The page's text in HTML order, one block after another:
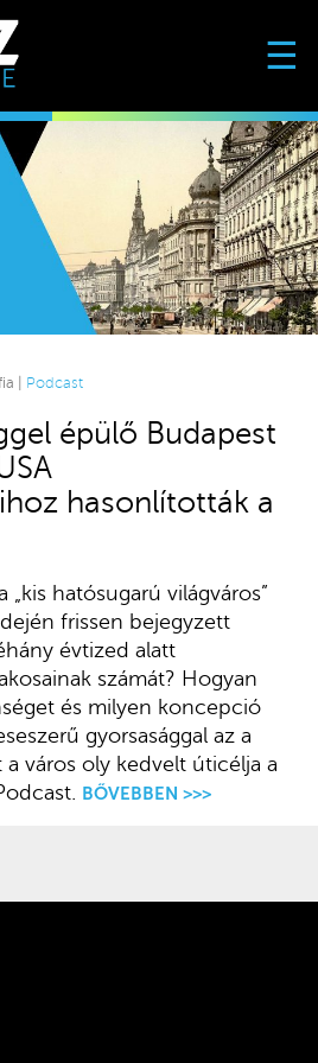
☰
| Podcast
épülő Budapest
hasonlították a
„kis hatósugarú világváros”
frissen bejegyzett
évtized alatt
számát? Hogyan
és milyen koncepció
gyorsasággal az a
város oly kedvelt úticélja a
BŐVEBBEN >>>